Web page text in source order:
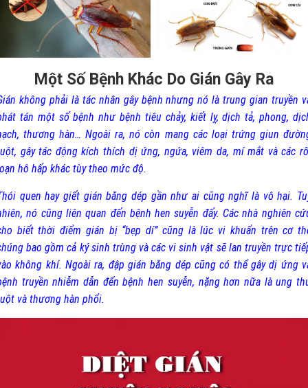
Một Số Bệnh Khác Do Gián Gây Ra
không phải là tác nhân gây bệnh nhưng nó là trung gian truyền
tán một số bệnh như bệnh tiêu chảy, kiết lỵ, dịch tả, phong,
thương hàn… Ngoài ra, nó còn mang các loại trứng giun
gây tác động kích thích dị ứng, ngứa, viêm da, mí mắt và các
hô hấp khác tùy theo mức độ.
quen hay giết gián bằng dép gần như ai cũng nghĩ là vô hại.
nó cũng liên quan đến bệnh hen suyễn đấy. Các nhà nghiên
biết thời điểm gián bị “bẹp dí” cũng là lúc vi khuẩn trên cơ
bao gồm cả ký sinh trùng và các vi sinh vật sẽ lan truyền trực
không khí. Ngoài ra, đập gián bằng dép cũng có thể gây dị ứng
truyền nhiễm dẫn đến bệnh hen suyễn, nặng hơn nữa là ung
và thương hàn phổi.